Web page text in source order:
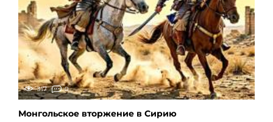
317 0
Монгольское вторжение в Сирию